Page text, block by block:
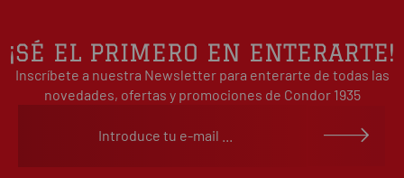
estrellas
0%
1
estrellas 0%
¡SÉ EL PRIMERO EN ENTERARTE!
Inscríbete a nuestra Newsletter para enterarte de todas las
novedades, ofertas y promociones de Condor 1935